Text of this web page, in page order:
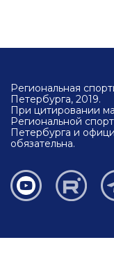
Региональная
Петербурга, 2019.
При цитировании
Региональной
Петербурга и
обязательна.